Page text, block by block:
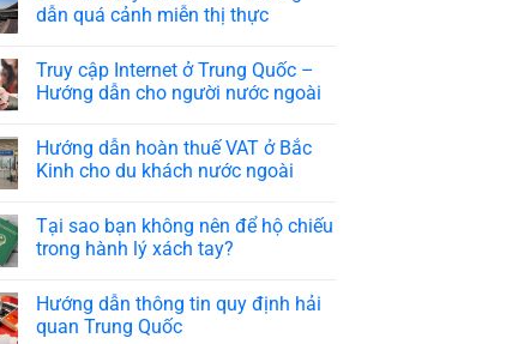
dẫn quá cảnh miễn thị thực
Truy cập Internet ở Trung Quốc –
Hướng dẫn cho người nước ngoài
Hướng dẫn hoàn thuế VAT ở Bắc
Kinh cho du khách nước ngoài
Tại sao bạn không nên để hộ chiếu
trong hành lý xách tay?
Hướng dẫn thông tin quy định hải
quan Trung Quốc